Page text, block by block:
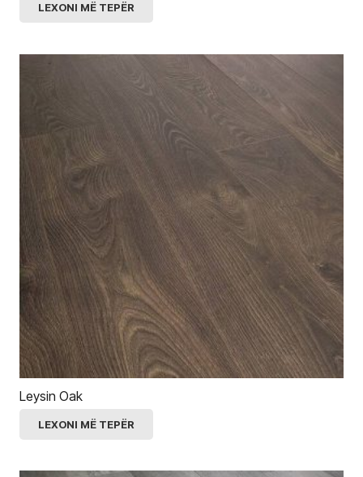
LEXONI MË TEPËR
Leysin Oak
LEXONI MË TEPËR